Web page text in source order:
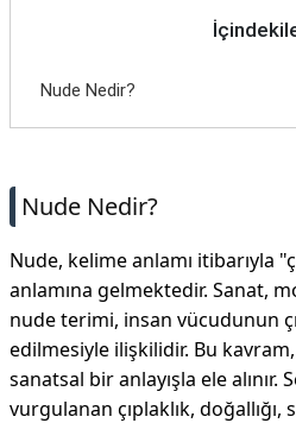
Nude Nedir?
Nude Nedir?
Nude, kelime anlamı itibarıyla
anlamına gelmektedir. Sanat,
nude terimi, insan vücudunun
edilmesiyle ilişkilidir. Bu
sanatsal bir anlayışla ele
vurgulanan çıplaklık, doğallığı,